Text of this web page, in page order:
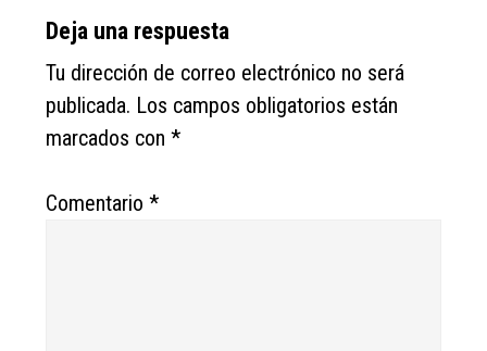
Reader
Interactions
Deja una respuesta
Tu dirección de correo electrónico no será
publicada. Los campos obligatorios están
marcados con*
Comentario*